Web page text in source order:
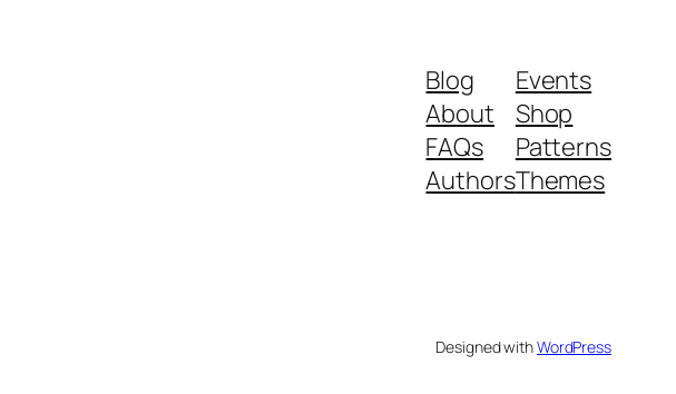
Blog
About
FAQs
Authors
Events
Shop
Patterns
Themes
Designed withWordPress